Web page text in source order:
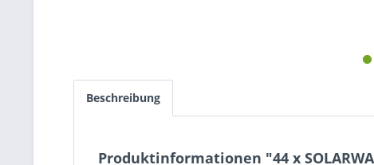
Beschreibung
Produktinformationen "44 x